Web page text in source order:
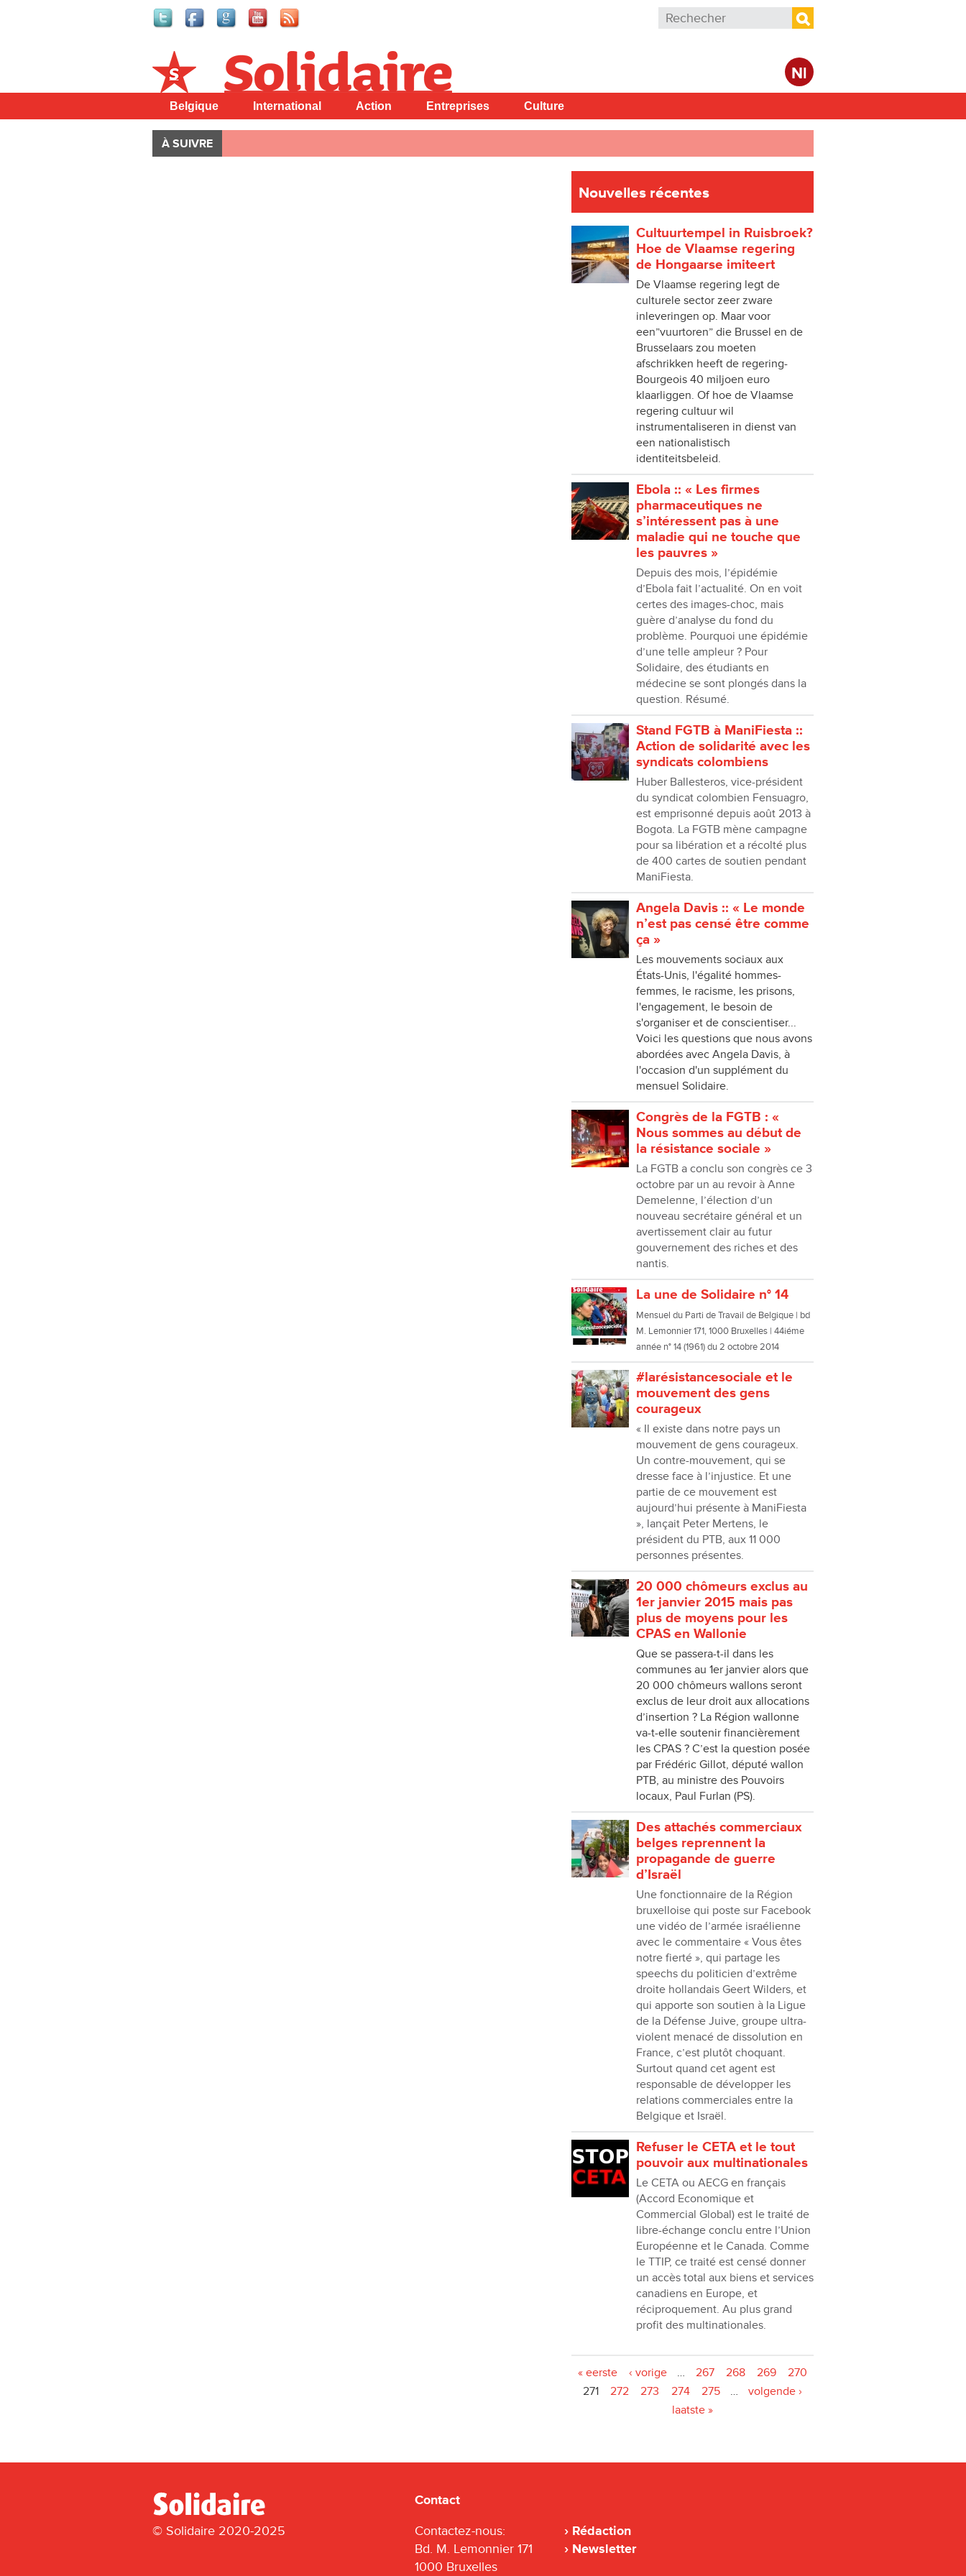
Formulaire de recherche
Rechercher
Nl
Solidaire
Belgique International Action Entreprises Culture
À SUIVRE
Nouvelles récentes
Cultuurtempel in Ruisbroek?
Hoe de Vlaamse regering
de Hongaarse imiteert
De Vlaamse regering legt de
culturele sector zeer zware
inleveringen op. Maar voor
een”vuurtoren” die Brussel en de
Brusselaars zou moeten
afschrikken heeft de regering-
Bourgeois 40 miljoen euro
klaarliggen. Of hoe de Vlaamse
regering cultuur wil
instrumentaliseren in dienst van
een nationalistisch
identiteitsbeleid.
Ebola :: « Les firmes
pharmaceutiques ne
s’intéressent pas à une
maladie qui ne touche que
les pauvres »
Depuis des mois, l’épidémie
d’Ebola fait l’actualité. On en voit
certes des images-choc, mais
guère d’analyse du fond du
problème. Pourquoi une épidémie
d’une telle ampleur ? Pour
Solidaire, des étudiants en
médecine se sont plongés dans la
question. Résumé.
Stand FGTB à ManiFiesta ::
Action de solidarité avec les
syndicats colombiens
Huber Ballesteros, vice-président
du syndicat colombien Fensuagro,
est emprisonné depuis août 2013 à
Bogota. La FGTB mène campagne
pour sa libération et a récolté plus
de 400 cartes de soutien pendant
ManiFiesta.
Angela Davis :: « Le monde
n’est pas censé être comme
ça »
Les mouvements sociaux aux
États-Unis, l'égalité hommes-
femmes, le racisme, les prisons,
l'engagement, le besoin de
s'organiser et de conscientiser...
Voici les questions que nous avons
abordées avec Angela Davis, à
l'occasion d'un supplément du
mensuel Solidaire.
Congrès de la FGTB : «
Nous sommes au début de
la résistance sociale »
La FGTB a conclu son congrès ce 3
octobre par un au revoir à Anne
Demelenne, l’élection d’un
nouveau secrétaire général et un
avertissement clair au futur
gouvernement des riches et des
nantis.
La une de Solidaire n° 14
Mensuel du Parti de Travail de Belgique | bd
M. Lemonnier 171, 1000 Bruxelles | 44iéme
année n° 14 (1961) du 2 octobre 2014
#larésistancesociale et le
mouvement des gens
courageux
« Il existe dans notre pays un
mouvement de gens courageux.
Un contre-mouvement, qui se
dresse face à l’injustice. Et une
partie de ce mouvement est
aujourd’hui présente à ManiFiesta
», lançait Peter Mertens, le
président du PTB, aux 11 000
personnes présentes.
20 000 chômeurs exclus au
1er janvier 2015 mais pas
plus de moyens pour les
CPAS en Wallonie
Que se passera-t-il dans les
communes au 1er janvier alors que
20 000 chômeurs wallons seront
exclus de leur droit aux allocations
d’insertion ? La Région wallonne
va-t-elle soutenir financièrement
les CPAS ? C’est la question posée
par Frédéric Gillot, député wallon
PTB, au ministre des Pouvoirs
locaux, Paul Furlan (PS).
Des attachés commerciaux
belges reprennent la
propagande de guerre
d’Israël
Une fonctionnaire de la Région
bruxelloise qui poste sur Facebook
une vidéo de l’armée israélienne
avec le commentaire « Vous êtes
notre fierté », qui partage les
speechs du politicien d’extrême
droite hollandais Geert Wilders, et
qui apporte son soutien à la Ligue
de la Défense Juive, groupe ultra-
violent menacé de dissolution en
France, c’est plutôt choquant.
Surtout quand cet agent est
responsable de développer les
relations commerciales entre la
Belgique et Israël.
Refuser le CETA et le tout
pouvoir aux multinationales
Le CETA ou AECG en français
(Accord Economique et
Commercial Global) est le traité de
libre-échange conclu entre l’Union
Européenne et le Canada. Comme
le TTIP, ce traité est censé donner
un accès total aux biens et services
canadiens en Europe, et
réciproquement. Au plus grand
profit des multinationales.
« eerste ‹ vorige … 267 268 269
270
271
272 273 274 275 …
volgende ›
laatste »
© Solidaire 2020-2025
Contact
Contactez-nous:
Bd. M. Lemonnier 171
1000 Bruxelles
Rédaction
Newsletter